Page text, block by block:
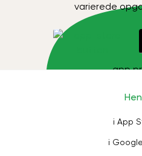
varierede
i App
i